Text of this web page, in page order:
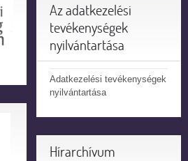
Az adatkezelési
tevékenységek
nyilvántartása
Adatkezelési tevékenységek
nyilvántartása
Hírarchívum